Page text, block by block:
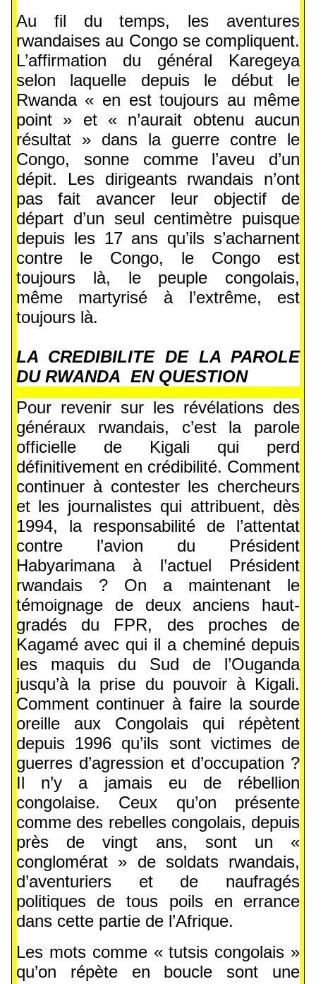
Au fil du temps, les aventures
rwandaises au Congo se compliquent.
L’affirmation du général Karegeya
selon laquelle depuis le début le
Rwanda « en est toujours au même
point » et « n’aurait obtenu aucun
résultat » dans la guerre contre le
Congo, sonne comme l’aveu d’un
dépit. Les dirigeants rwandais n’ont
pas fait avancer leur objectif de
départ d’un seul centimètre puisque
depuis les 17 ans qu’ils s’acharnent
contre le Congo, le Congo est
toujours là, le peuple congolais,
même martyrisé à l’extrême, est
toujours là.
LA CREDIBILITE DE LA PAROLE
DU RWANDA EN QUESTION
Pour revenir sur les révélations des
généraux rwandais, c’est la parole
officielle de Kigali qui perd
définitivement en crédibilité. Comment
continuer à contester les chercheurs
et les journalistes qui attribuent, dès
1994, la responsabilité de l’attentat
contre l’avion du Président
Habyarimana à l’actuel Président
rwandais ? On a maintenant le
témoignage de deux anciens haut-
gradés du FPR, des proches de
Kagamé avec qui il a cheminé depuis
les maquis du Sud de l’Ouganda
jusqu’à la prise du pouvoir à Kigali.
Comment continuer à faire la sourde
oreille aux Congolais qui répètent
depuis 1996 qu’ils sont victimes de
guerres d’agression et d’occupation ?
Il n’y a jamais eu de rébellion
congolaise. Ceux qu’on présente
comme des rebelles congolais, depuis
près de vingt ans, sont un «
conglomérat » de soldats rwandais,
d’aventuriers et de naufragés
politiques de tous poils en errance
dans cette partie de l’Afrique.
Les mots comme « tutsis congolais »
qu’on répète en boucle sont une